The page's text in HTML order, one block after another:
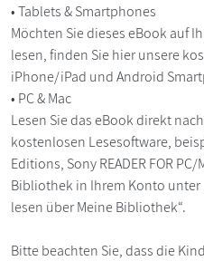
• Tablets & Smartphones
Möchten Sie dieses eBook auf
lesen, finden Sie hier unsere
iPhone/iPad und Android
• PC & Mac
Lesen Sie das eBook direkt
kostenlosen Lesesoftware,
Editions, Sony READER FOR
Bibliothek in Ihrem Konto unter
lesen über Meine Bibliothek“.
Bitte beachten Sie, dass die